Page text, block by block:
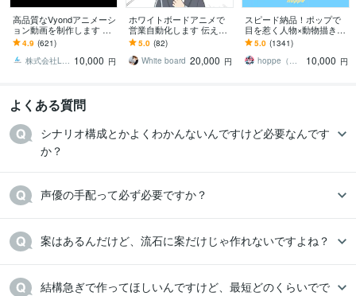
高品質なVyondアニメーシ
ョン動画を制作します 明
瞭会計で安心！企業PR・
営業資料・広告・YouTube
等
4.9 (621)
株式会社LinkStudio 10,000 円
ホワイトボードアニメで
営業自動化します 伝えた
い想いを、伝わるカタチ
に翻訳しませんか？
5.0 (82)
White board 20,000 円
スピード納品！ポップで
目を惹く人物×動物描きま
す 挿絵・動画・グッズな
ど鮮やかな配色で個性を
出したい方へ
5.0 (1341)
hoppe（ほっぺ）
10,000 円
よくある質問
シナリオ構成とかよくわかんないんですけど必要なんです
か？
声優の手配って必ず必要ですか？
案はあるんだけど、流石に案だけじゃ作れないですよね？
結構急ぎで作ってほしいんですけど、最短どのくらいでで